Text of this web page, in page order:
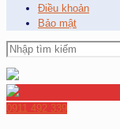
Điều khoản
Bảo mật
0911 492 339